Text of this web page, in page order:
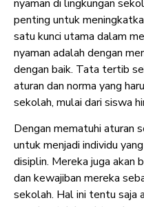
nyaman di lingkungan
penting untuk
satu kunci utama dalam
nyaman adalah dengan
dengan baik. Tata tertib
aturan dan norma yang
sekolah, mulai dari siswa
Dengan mematuhi aturan
untuk menjadi individu
disiplin. Mereka juga akan
dan kewajiban mereka
sekolah. Hal ini tentu saja